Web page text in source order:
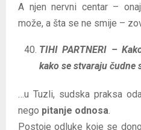
A njen nervni centar –
može, a šta se ne smije –
TIHI PARTNERI –
kako se stvaraju čudne
…u Tuzli, sudska praksa
nego pitanje odnosa
Postoje odluke koje se